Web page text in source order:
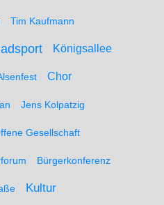
Tim Kaufmann
Königsallee
Chor
Jens Kolpatzig
Gesellschaft
Bürgerkonferenz
Kultur